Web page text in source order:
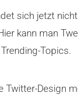
sich jetzt
kann man
Topics.
Twitter-Design